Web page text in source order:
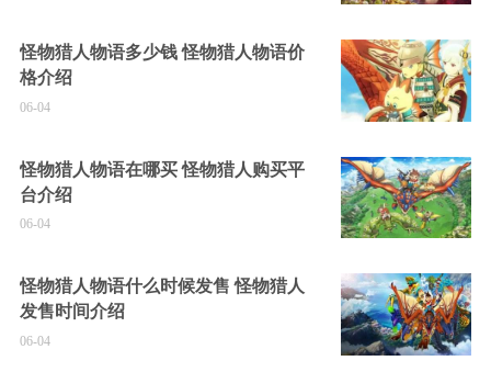
怪物猎人物语多少钱 怪物猎人物语价
格介绍
06-04
怪物猎人物语在哪买 怪物猎人购买平
台介绍
06-04
怪物猎人物语什么时候发售 怪物猎人
发售时间介绍
06-04